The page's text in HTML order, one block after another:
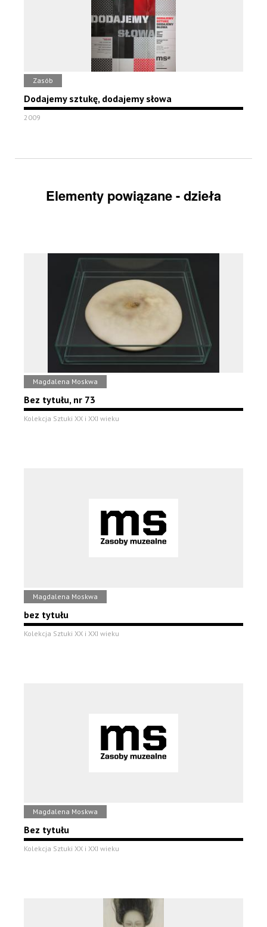
Zasób
Dodajemy sztukę, dodajemy słowa
2009
Elementy powiązane - dzieła
Magdalena Moskwa
Bez tytułu, nr 73
Kolekcja Sztuki XX i XXI wieku
Magdalena Moskwa
bez tytułu
Kolekcja Sztuki XX i XXI wieku
Magdalena Moskwa
Bez tytułu
Kolekcja Sztuki XX i XXI wieku